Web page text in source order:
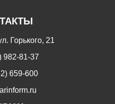
Горького, 21
982-81-37
659-600